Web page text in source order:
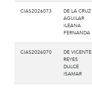
CIAS2026073
DE LA CRUZ
AGUILAR
ILEANA
FERNANDA
CIAS2026070
DE VICENTE
REYES
DULCE
ISAMAR